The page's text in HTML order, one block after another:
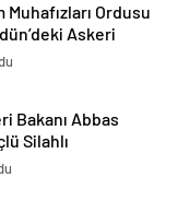
Muhafızları Ordusu
Askeri
Bakanı Abbas
Silahlı
Hiçbir Saldırıyı